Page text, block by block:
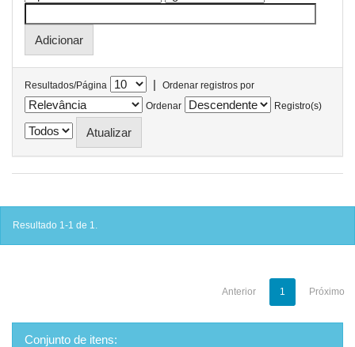
Resultados/Página |
Ordenar registros por
Ordenar
Registro(s)
Resultado 1-1 de 1.
Anterior 1 Próximo
Conjunto de itens: